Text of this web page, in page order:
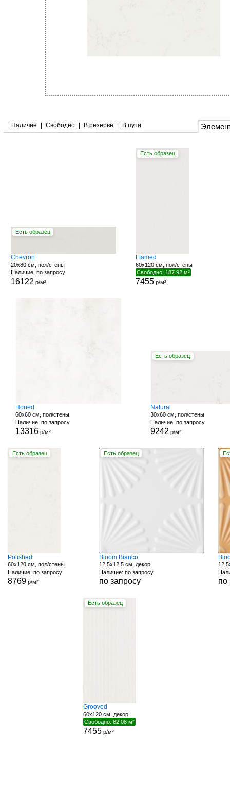
Наличие Свободно В резерве В пути
Есть образец
Chevron
20x80 см, пол/стены
Наличие: по запросу
16122 р/м²
Есть образец
Flamed
60x120 см, пол/стены
Свободно: 187.92 м²
7455 р/м²
Honed
60x60 см, пол/стены
Наличие: по запросу
13316 р/м²
Есть образец
Natural
30x60 см, пол/стены
Наличие: по запросу
9242 р/м²
Есть образец
Polished
60x120 см, пол/стены
Наличие: по запросу
8769 р/м²
Есть образец
Bloom Bianco
12.5x12.5 см, декор
Наличие: по запросу
по запросу по
Есть образец
Grooved
60x120 см, декор
Свободно: 82.08 м²
7455 р/м²